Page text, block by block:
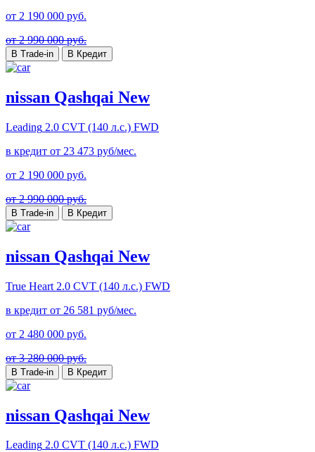
от 2 190 000 руб.
от 2 990 000 руб.
В Trade-in В Кредит
nissan Qashqai New
Leading 2.0 CVT (140 л.с.) FWD
в кредит от 23 473 руб/мес.
от 2 190 000 руб.
от 2 990 000 руб.
В Trade-in В Кредит
nissan Qashqai New
True Heart 2.0 CVT (140 л.с.) FWD
в кредит от 26 581 руб/мес.
от 2 480 000 руб.
от 3 280 000 руб.
В Trade-in В Кредит
nissan Qashqai New
Leading 2.0 CVT (140 л.с.) FWD